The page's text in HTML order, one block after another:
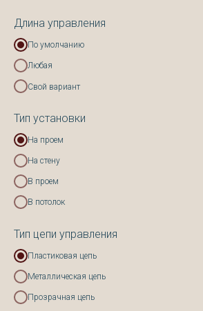
Длина управления
По умолчанию
Любая
Свой вариант
Тип установки
На проем
На стену
В проем
В потолок
Тип цепи управления
Пластиковая цепь
Металлическая цепь
Прозрачная цепь